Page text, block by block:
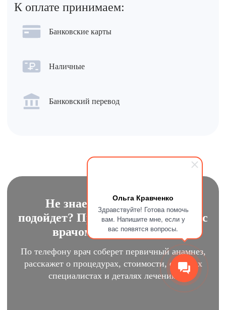
Ольга Кравченко
Здравствуйте! Готова помочь
вам. Напишите мне, если у
вас появятся вопросы.
К оплате принимаем:
Банковские карты
Наличные
Банковский перевод
Не знаете какое лечение
подойдет? Проконсультируйтесь с
врачом, это бесплатно
По телефону врач соберет первичный анамнез,
расскажет о процедурах, стоимости, о наших
специалистах и деталях лечения.